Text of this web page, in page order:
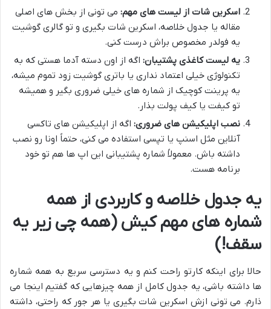
اسکرین شات از لیست های مهم: می تونی از بخش های اصلی
مقاله یا جدول خلاصه، اسکرین شات بگیری و تو گالری گوشیت
یه فولدر مخصوص براش درست کنی.
یه لیست کاغذی پشتیبان: اگه از اون دسته آدما هستی که به
تکنولوژی خیلی اعتماد نداری یا باتری گوشیت زود تموم میشه،
یه پرینت کوچیک از شماره های خیلی ضروری بگیر و همیشه
تو کیفت یا کیف پولت بذار.
نصب اپلیکیشن های ضروری: اگه از اپلیکیشن های تاکسی
آنلاین مثل اسنپ یا تپسی استفاده می کنی، حتماً اونا رو نصب
داشته باش. معمولاً شماره پشتیبانی این اپ ها هم تو خود
برنامه هست.
یه جدول خلاصه و کاربردی از همه
شماره های مهم کیش (همه چی زیر یه
سقف!)
حالا برای اینکه کارتو راحت کنم و یه دسترسی سریع به همه شماره
ها داشته باشی، یه جدول کامل از همه چیزهایی که گفتیم اینجا می
ذارم. می تونی ازش اسکرین شات بگیری یا هر جور که راحتی، داشته